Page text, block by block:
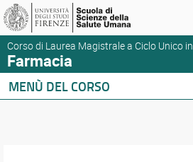
Corso di Laurea Magistrale a Ciclo Unico in
Farmacia
MENÙ DEL CORSO